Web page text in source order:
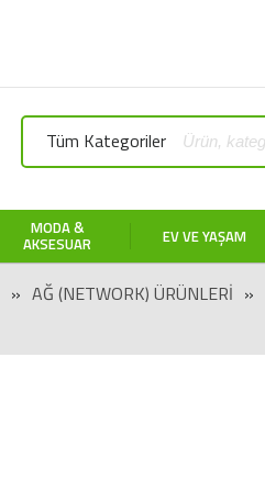
Tüm Kategoriler
MODA &
AKSESUAR EV VE YAŞAM
» AĞ (NETWORK) ÜRÜNLERI »